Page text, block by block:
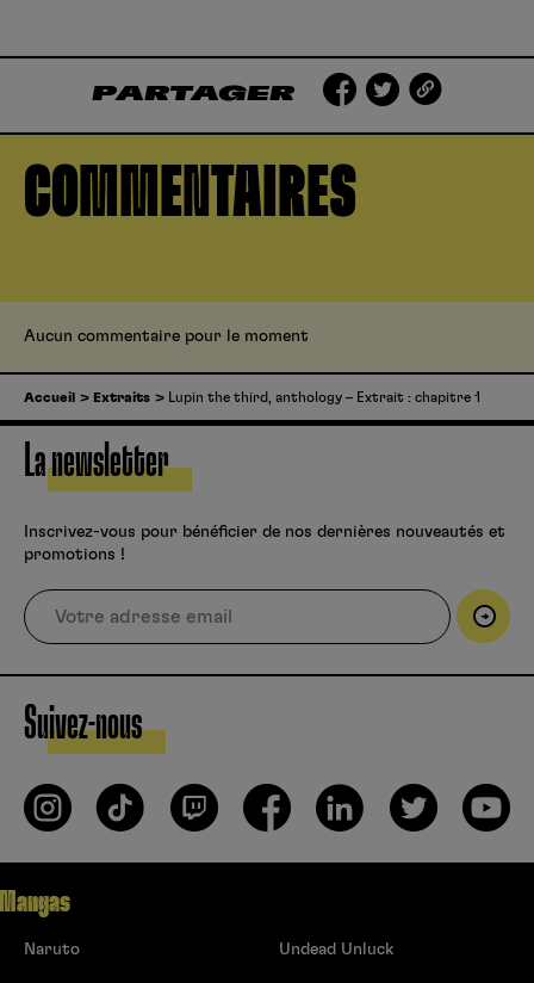
PARTAGER
COMMENTAIRES
Aucun commentaire pour le moment
Accueil Extraits Lupin the third, anthology – Extrait : chapitre 1
La newsletter
Inscrivez-vous pour bénéficier de nos dernières nouveautés et
promotions !
Suivez-nous
Mangas
Naruto Undead Unluck